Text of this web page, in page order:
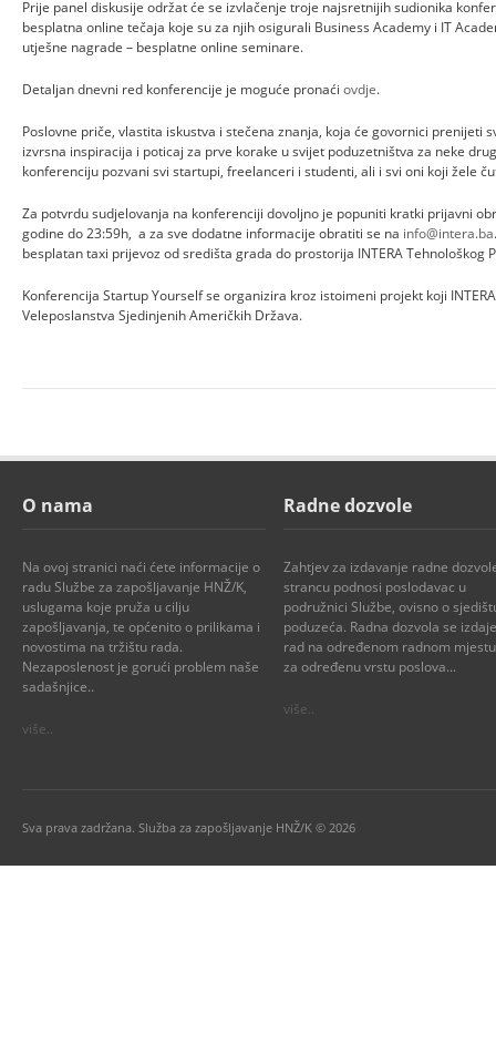
Prije panel diskusije održat će se izvlačenje troje najsretnijih sudionika
besplatna online tečaja koje su za njih osigurali Business Academy i IT
utješne nagrade – besplatne online seminare.
Detaljan dnevni red konferencije je moguće pronaći ovdje.
Poslovne priče, vlastita iskustva i stečena znanja, koja će govornici prenijeti
izvrsna inspiracija i poticaj za prve korake u svijet poduzetništva za neke
konferenciju pozvani svi startupi, freelanceri i studenti, ali i svi oni koji žele
Za potvrdu sudjelovanja na konferenciji dovoljno je popuniti kratki prijavni
godine do 23:59h, a za sve dodatne informacije obratiti se na info@intera.ba
besplatan taxi prijevoz od središta grada do prostorija INTERA Tehnološkog
Konferencija Startup Yourself se organizira kroz istoimeni projekt koji
Veleposlanstva Sjedinjenih Američkih Država.
O nama
Na ovoj stranici naći ćete informacije o
radu Službe za zapošljavanje HNŽ/K,
uslugama koje pruža u cilju
zapošljavanja, te općenito o prilikama i
novostima na tržištu rada.
Nezaposlenost je gorući problem naše
sadašnjice..
više..
Radne dozvole
Zahtjev za izdavanje radne
strancu podnosi poslodavac u
podružnici Službe, ovisno o
poduzeća. Radna dozvola se
rad na određenom radnom
za određenu vrstu poslova...
više..
Sva prava zadržana. Služba za zapošljavanje HNŽ/K © 2026